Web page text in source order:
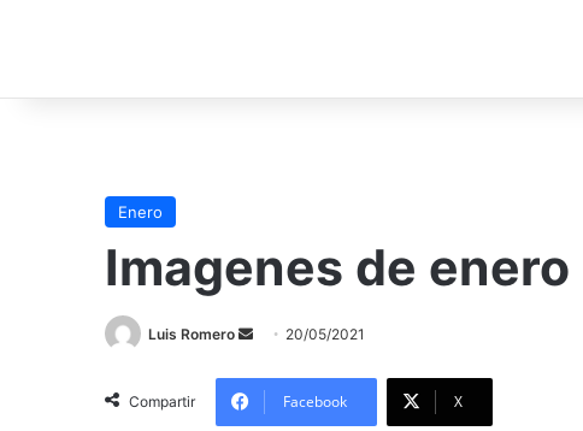
Enero
Imagenes de enero
Luis Romero
Send
email
20/05/2021
Compartir Facebook X